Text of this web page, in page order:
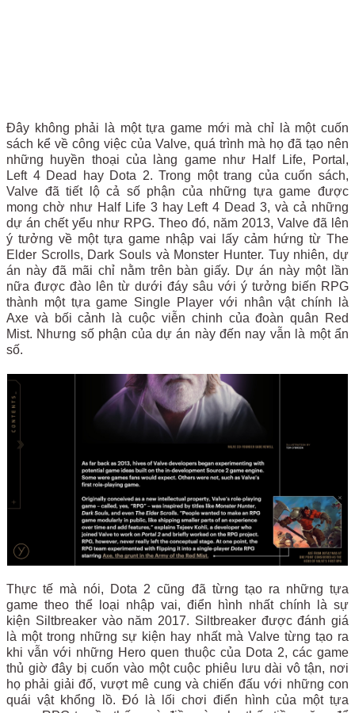
Đây không phải là một tựa game mới mà chỉ là một cuốn
sách kể về công việc của Valve, quá trình mà họ đã tạo nên
những huyền thoại của làng game như Half Life, Portal,
Left 4 Dead hay Dota 2. Trong một trang của cuốn sách,
Valve đã tiết lộ cả số phận của những tựa game được
mong chờ như Half Life 3 hay Left 4 Dead 3, và cả những
dự án chết yểu như RPG. Theo đó, năm 2013, Valve đã lên
ý tưởng về một tựa game nhập vai lấy cảm hứng từ The
Elder Scrolls, Dark Souls và Monster Hunter. Tuy nhiên, dự
án này đã mãi chỉ nằm trên bàn giấy. Dự án này một lần
nữa được đào lên từ dưới đáy sâu với ý tưởng biến RPG
thành một tựa game Single Player với nhân vật chính là
Axe và bối cảnh là cuộc viễn chinh của đoàn quân Red
Mist. Nhưng số phận của dự án này đến nay vẫn là một ẩn
số.
Thực tế mà nói, Dota 2 cũng đã từng tạo ra những tựa
game theo thể loại nhập vai, điển hình nhất chính là sự
kiện Siltbreaker vào năm 2017. Siltbreaker được đánh giá
là một trong những sự kiện hay nhất mà Valve từng tạo ra
khi vẫn với những Hero quen thuộc của Dota 2, các game
thủ giờ đây bị cuốn vào một cuộc phiêu lưu dài vô tận, nơi
họ phải giải đố, vượt mê cung và chiến đấu với những con
quái vật khổng lồ. Đó là lối chơi điển hình của một tựa